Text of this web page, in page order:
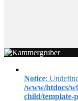
Notice:
/www/htdocs/
child/template-